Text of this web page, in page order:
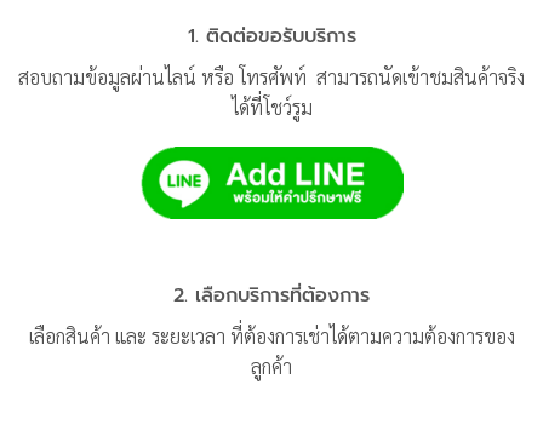
1. ติดต่อขอรับบริการ
สอบถามข้อมูลผ่านไลน์ หรือ โทรศัพท์ สามารถนัดเข้าชมสินค้าจริง
ได้ที่โชว์รูม
2. เลือกบริการที่ต้องการ
เลือกสินค้า และ ระยะเวลา ที่ต้องการเช่าได้ตามความต้องการของ
ลูกค้า